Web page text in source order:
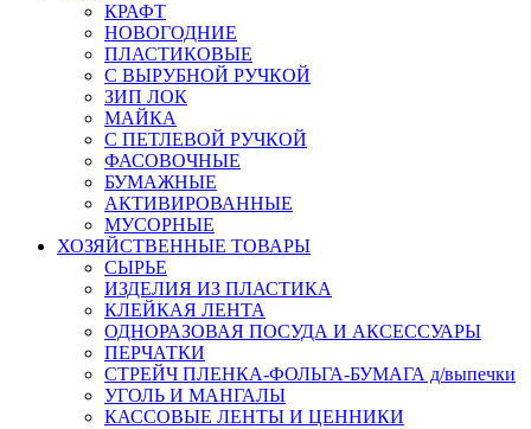
КРАФТ
НОВОГОДНИЕ
ПЛАСТИКОВЫЕ
С ВЫРУБНОЙ РУЧКОЙ
ЗИП ЛОК
МАЙКА
С ПЕТЛЕВОЙ РУЧКОЙ
ФАСОВОЧНЫЕ
БУМАЖНЫЕ
АКТИВИРОВАННЫЕ
МУСОРНЫЕ
ХОЗЯЙСТВЕННЫЕ ТОВАРЫ
СЫРЬЕ
ИЗДЕЛИЯ ИЗ ПЛАСТИКА
КЛЕЙКАЯ ЛЕНТА
ОДНОРАЗОВАЯ ПОСУДА И АКСЕССУАРЫ
ПЕРЧАТКИ
СТРЕЙЧ ПЛЕНКА-ФОЛЬГА-БУМАГА д/выпечки
УГОЛЬ И МАНГАЛЫ
КАССОВЫЕ ЛЕНТЫ И ЦЕННИКИ